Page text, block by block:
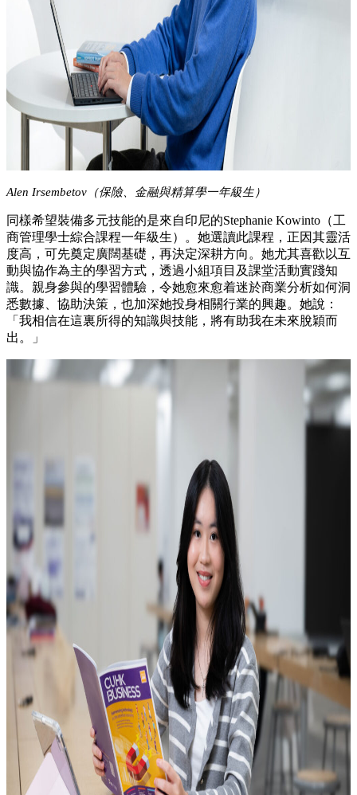
Alen Irsembetov（保險、金融與精算學一年級生）
同樣希望裝備多元技能的是來自印尼的Stephanie Kowinto（工
商管理學士綜合課程一年級生）。她選讀此課程，正因其靈活
度高，可先奠定廣闊基礎，再決定深耕方向。她尤其喜歡以互
動與協作為主的學習方式，透過小組項目及課堂活動實踐知
識。親身參與的學習體驗，令她愈來愈着迷於商業分析如何洞
悉數據、協助決策，也加深她投身相關行業的興趣。她說：
「我相信在這裏所得的知識與技能，將有助我在未來脫穎而
出。」